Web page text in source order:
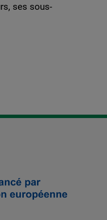
ses sous-